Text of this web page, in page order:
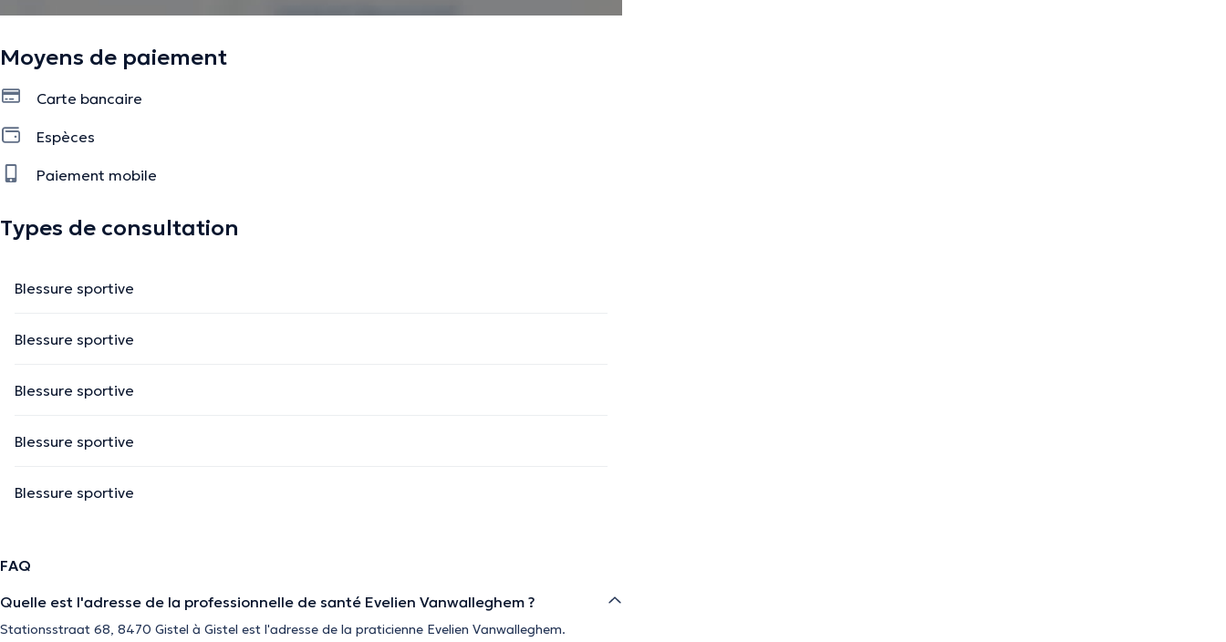
Moyens de paiement
Carte bancaire
Espèces
Paiement mobile
Types de consultation
Blessure sportive
Blessure sportive
Blessure sportive
Blessure sportive
Blessure sportive
FAQ
Quelle est l'adresse de la professionnelle de santé Evelien Vanwalleghem ?
Stationsstraat 68, 8470 Gistel à Gistel est l'adresse de la praticienne Evelien Vanwalleghem.